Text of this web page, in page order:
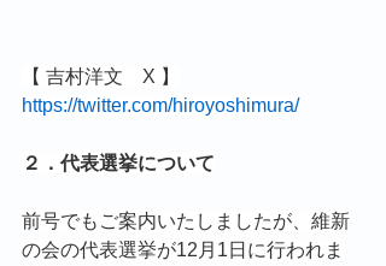
【 吉村洋文　X 】
https://twitter.com/hiroyoshimura/
２．代表選挙について
前号でもご案内いたしましたが、維新
の会の代表選挙が12月1日に行われま